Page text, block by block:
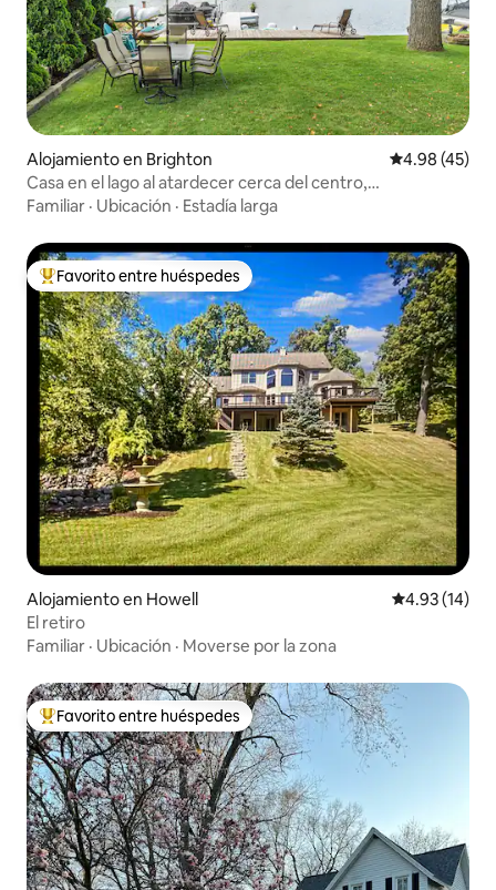
Alojamiento en Brighton Calificación
4.98 (45)
Casa en el lago al atardecer cerca del centro,
restaurantes y tiendas
Familiar · Ubicación · Estadía larga
Favorito entre huéspedes preferido
Favorito entre huéspedes
Alojamiento en Howell Calificación
4.93 (14)
El retiro
Familiar · Ubicación · Moverse por la zona
Favorito entre huéspedes preferido
Favorito entre huéspedes